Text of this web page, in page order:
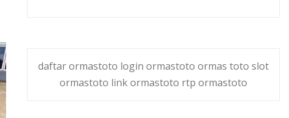
daftar ormastoto login ormastoto ormas toto slot
ormastoto link ormastoto rtp ormastoto